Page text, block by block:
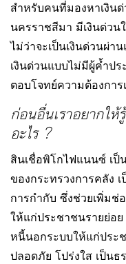
สำหรับคนที่มองหาเงิน
นครราชสีมา มีเงินด่วน
ไม่ว่าจะเป็นเงินด่วนผ่า
เงินด่วนแบบไม่มีผู้ค้ำป
ตอบโจทย์ความต้องกา
ก่อนอื่นเราอยากใ
อะไร ?
สินเชื่อพิโกไฟแนนซ์ เป็
ของกระทรวงการคลัง
การกำกับ ซึ่งช่วยเพิ่มช่
ให้แก่ประชาชนรายย่อ
หนี้นอกระบบให้แก่ประ
ปลอดภัย โปร่งใส เป็น